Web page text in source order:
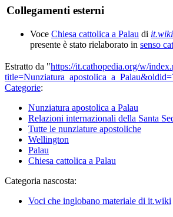
Collegamenti esterni
Voce Chiesa cattolica a Palau di it.wiki
presente è stato rielaborato in senso
Estratto da "https://it.cathopedia.org/w/
Categorie:
Nunziatura apostolica a Palau
Relazioni internazionali della Santa
Tutte le nunziature apostoliche
Wellington
Palau
Chiesa cattolica a Palau
Categoria nascosta:
Voci che inglobano materiale di it.wiki